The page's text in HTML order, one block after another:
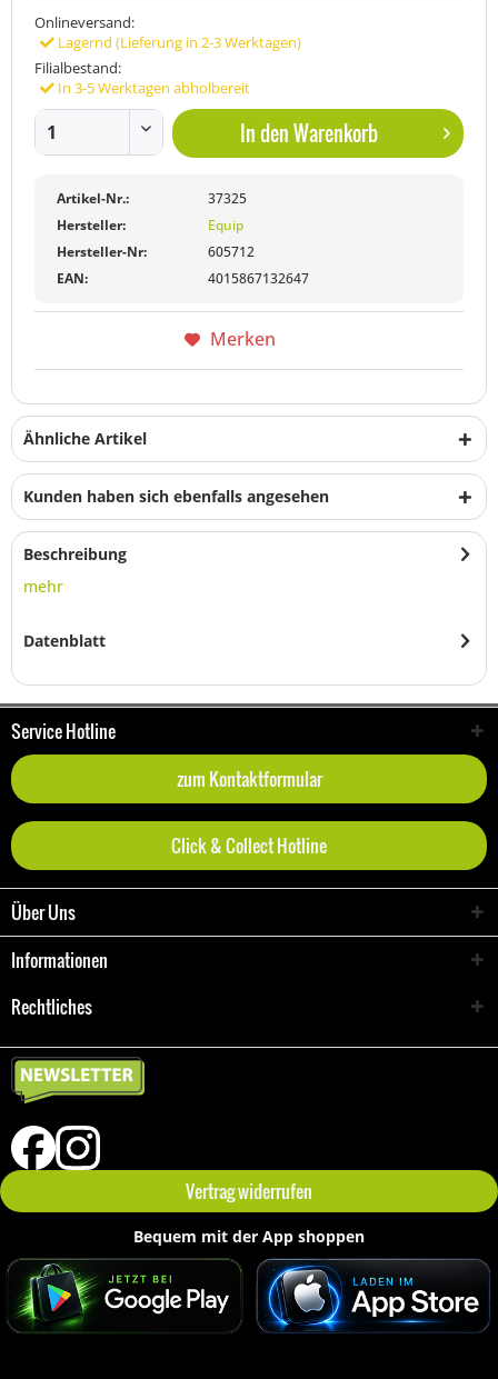
Onlineversand:
Lagernd (Lieferung in 2-3 Werktagen)
Filialbestand:
In 3-5 Werktagen abholbereit
In denWarenkorb
Artikel-Nr.:
37325
Hersteller:
Equip
Hersteller-Nr:
605712
EAN:
4015867132647
Merken
Ähnliche Artikel
Kunden haben sich ebenfalls angesehen
Beschreibung
mehr
Datenblatt
Service Hotline
zum Kontaktformular
Click & Collect Hotline
Über Uns
Informationen
Rechtliches
Vertrag widerrufen
Bequem mit der App shoppen